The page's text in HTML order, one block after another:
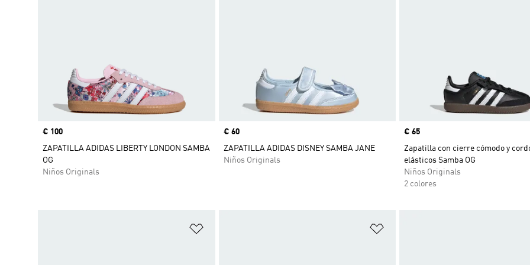
Precio
€ 100
ZAPATILLA ADIDAS LIBERTY LONDON SAMBA
OG
Niños Originals
Precio
€ 60
ZAPATILLA ADIDAS DISNEY SAMBA JANE
Niños Originals
Precio
€ 65
Zapatilla con cierre cómodo y
elásticos Samba OG
Niños Originals
2 colores